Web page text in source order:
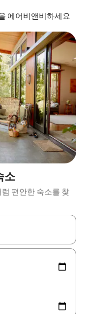
에어비앤비하세요
소
편안한 숙소를 찾
하거나 터치 또는 스와이